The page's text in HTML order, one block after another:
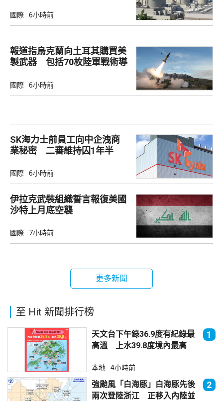
國際 6小時前
報道指烏克蘭向土耳其購買美
製武器 包括70枚陸軍戰術導
國際 6小時前
SK海力士前員工向中企洩商
業秘密 二審維持囚1年半
國際 6小時前
伊拉克武裝組織誓言報復美國
沙特上月底空襲
國際 7小時前
更多新聞
至 Hit 新聞排行榜
天文台下午錄36.9度有紀錄最
高溫 上水39.8度境內最高
1
本地 4小時前
強颱風「白海豚」白海豚先後
兩次登陸浙江 正移入內陸並
2